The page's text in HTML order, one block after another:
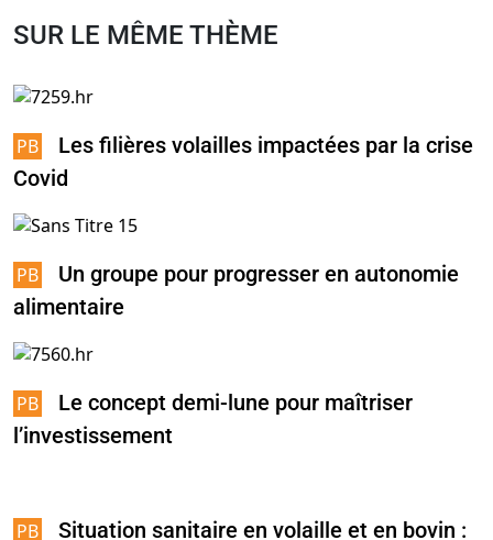
SUR LE MÊME THÈME
Les filières volailles impactées par la crise
Covid
Un groupe pour progresser en autonomie
alimentaire
Le concept demi-lune pour maîtriser
l’investissement
Situation sanitaire en volaille et en bovin :